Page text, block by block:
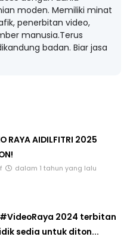
moden. Memiliki minat
penerbitan video,
manusia.Terus
badan. Biar jasa
RAYA AIDILFITRI 2025
dalam 1 tahun yang lalu
#VideoRaya 2024 terbitan
sedia untuk diton...